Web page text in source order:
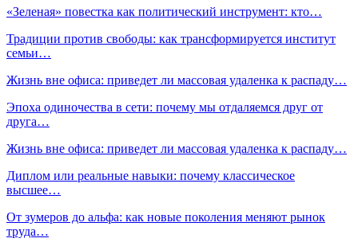
«Зеленая» повестка как политический инструмент: кто…
Традиции против свободы: как трансформируется институт
семьи…
Жизнь вне офиса: приведет ли массовая удаленка к распаду…
Эпоха одиночества в сети: почему мы отдаляемся друг от
друга…
Жизнь вне офиса: приведет ли массовая удаленка к распаду…
Диплом или реальные навыки: почему классическое
высшее…
От зумеров до альфа: как новые поколения меняют рынок
труда…